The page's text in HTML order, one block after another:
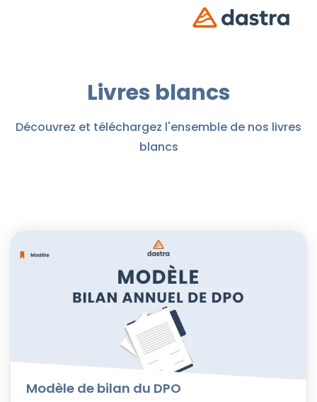
Livres blancs
Découvrez et téléchargez l'ensemble de nos livres
blancs
Modèle de bilan du DPO